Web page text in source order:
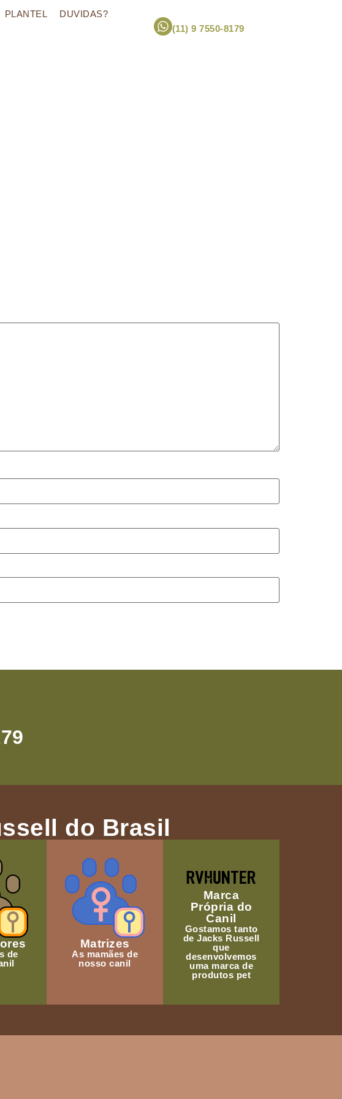
PLANTEL DUVIDAS?
(11) 9 7550-8179
do Brasil
de
Matrizes
As mamães de
nosso canil
Marca
Própria do
Canil
Gostamos tanto
de Jacks Russell
que
desenvolvemos
uma marca de
produtos pet